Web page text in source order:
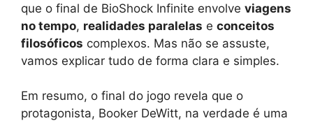
que o final de BioShock Infinite envolve viagens
no tempo, realidades paralelas e conceitos
filosóficos complexos. Mas não se assuste,
vamos explicar tudo de forma clara e simples.
Em resumo, o final do jogo revela que o
protagonista, Booker DeWitt, na verdade é uma